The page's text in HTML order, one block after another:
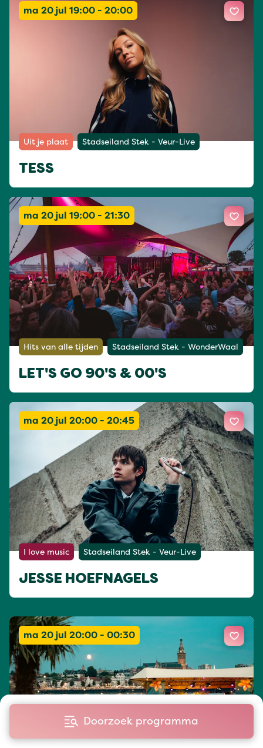
ma 20 jul 19:00 - 20:00
Uit je plaat Stadseiland Stek - Veur-Live
TESS
ma 20 jul 19:00 - 21:30
Hits van alle tijden Stadseiland Stek - WonderWaal
LET'S GO 90'S & 00'S
ma 20 jul 20:00 - 20:45
I love music Stadseiland Stek - Veur-Live
JESSE HOEFNAGELS
ma 20 jul 20:00 - 00:30
Doorzoek programma